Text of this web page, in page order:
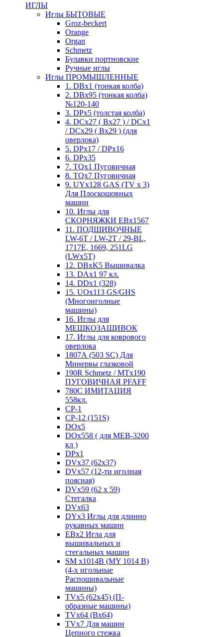
ИГЛЫ
Иглы БЫТОВЫЕ
Groz-beckert
Orange
Organ
Schmetz
Булавки портновские
Ручные иглы
Иглы ПРОМЫШЛЕННЫЕ
1. DBx1 (тонкая колба)
2. DBx95 (тонкая колба)
№120-140
3. DPx5 (толстая колба)
4. DCx27 ( Bx27 ) / DCx1
/ DCx29 ( Bx29 ) (для
оверлока)
5. DPx17 / DPx16
6. DPx35
7. TQx1 Пуговичная
8. TQx7 Пуговичная
9. UYx128 GAS (TV x 3)
Для Плоскошовных
машин
10. Иглы для
СКОРНЯЖКИ EBx1567
11. ПОДШИВОЧНЫЕ
LW-6T / LW-2T / 29-BL,
1717E, 1669, 251LG
(LWx5T)
12. DBxK5 Вышивалка
13. DAx1 97 кл.
14. DDx1 (328)
15. UOx113 GS/GHS
(Многоиголные
машины)
16. Иглы для
МЕШКОЗАШИВОК
17. Иглы для коврового
оверлока
1807А (503 SC) Для
Минервы глазковой
190R Schmetz / MTx190
ПУГОВИЧНАЯ PFAFF
780С ИМИТАЦИЯ
558кл.
CP-1
CP-12 (151S)
DOx5
DOx558 ( для MEB-3200
кл )
DPx1
DVx37 (62x37)
DVx57 (12-ти иголная
поясная)
DVx59 (62 x 59)
Стегалка
DVx63
DYx3 Иглы для длинно
рукавных машин
EBx2 Игла для
вышивальных и
стегальных машин
SM x1014B (MY 1014 B)
(4-х игольные
Распошивальные
машины)
TVх5 (62х45) (П-
образные машины)
TVх64 (Вх64)
TVх7 Для машин
Цепного стежка